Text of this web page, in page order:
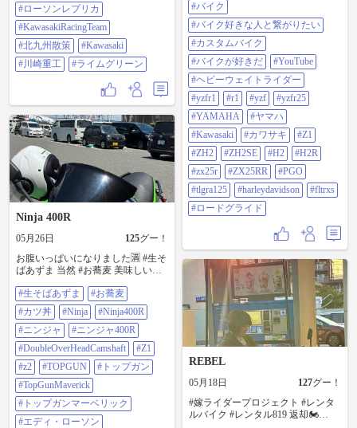
#ローソンレプリカ
#KawasakiRacingTeam
#北九州散策
#Kawasaki
#川崎重工
#ライムグリーン
はかなり怖い👹ズルっときそう
で、トラコンも1で結構介入してく
る。 試しに2にしてみたら、少し突
っ込み気味で曲がると明らかにト
ラコンが介入するので冷えてる時
は2が良いかも。ちゃんと測ってな
いけどタイヤもう無くなりそう コ
レで、ハイグリップ入れると１ヶ
月持つの?週2だけしか乗らないけど
怖いな・・・タイヤ代上がってる
のに ついでにマフラー変えてみた
けど、快感ヤバい気持ち🩷でも、
10分位で休憩しないと耳痛い【競
技用】なため当たり前だが・・・
後Z H2 SEに使ってた奴なのでサイ
レンサーが大型用 1年純正と思って
たけど、この快感は堪らん！また
変えたいが自分に言い聞かせ純正
と繋がりたい #カスタムバイク #バ
イトライダー #yzfr1 #r1 #yzf #yzfr25
#yamaha #ヤマハ #Kawasaki #カワサ
キ #Z1 #ZH2 #ZH2SE #H2 #H2R
#zx25r #zx25rr #pgo #tlgra125
#HarleyDavidson #FLTRXS #ロード
グライド
#バイク
#バイク好きな人と繋がりたい
#カスタムバイク
#バイクが好きだ
#YouTube
#ヘビーウェイトライダー
#yzfr1
#r1 #yzf
#yzfr25
#YAMAHA
#ヤマハ
#Kawasaki
#カワサキ
#Z1
#ZH2
#ZH2SE #H2
#H2R
#zx25r
#ZX25RR
#PGO
#tlgra125
#harleydavidson
#fltrxs
#ロードグライド
Ninja 400R
05月26日 125グー！
お腹いっぱいになりました🈵 #生そ
ばあずま 当然 #お蕎麦 美味しいん
丼 も旨ゞでしたが量がハンパなか
ったです…写真なくて🙇‍♂️ #Ninja
#Ninja400R #ニンジャ #ニンジャ
400R #DoubleOverHeadCamshaft #Z1
#z2 #TOPGUN #トップガン
#TopGunMaverick #トップガンマー
ベリック #エディ・ローソン #ロー
ソンレプリカ #KawasakiRacingTeam
#北九州散策 #Kawasaki #川崎重工 #
ライムグリーン
#生そばあずま
#お蕎麦
#カツ丼
#Ninja
#Ninja400R
#ニンジャ
#ニンジャ400R
#DoubleOverHeadCamshaft
#Z1
#z2
#TOPGUN
#トップガン
#TopGunMaverick
#トップガンマーベリック
#エディ・ローソン
REBEL
05月18日 127グー！
#嫁ライダープロジェクト #レンタ
ルバイク #レンタル819 返却🏍️